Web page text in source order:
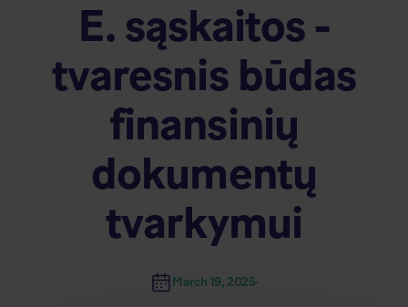
E. sąskaitos -
tvaresnis būdas
finansinių
dokumentų
tvarkymui
March 19, 2025